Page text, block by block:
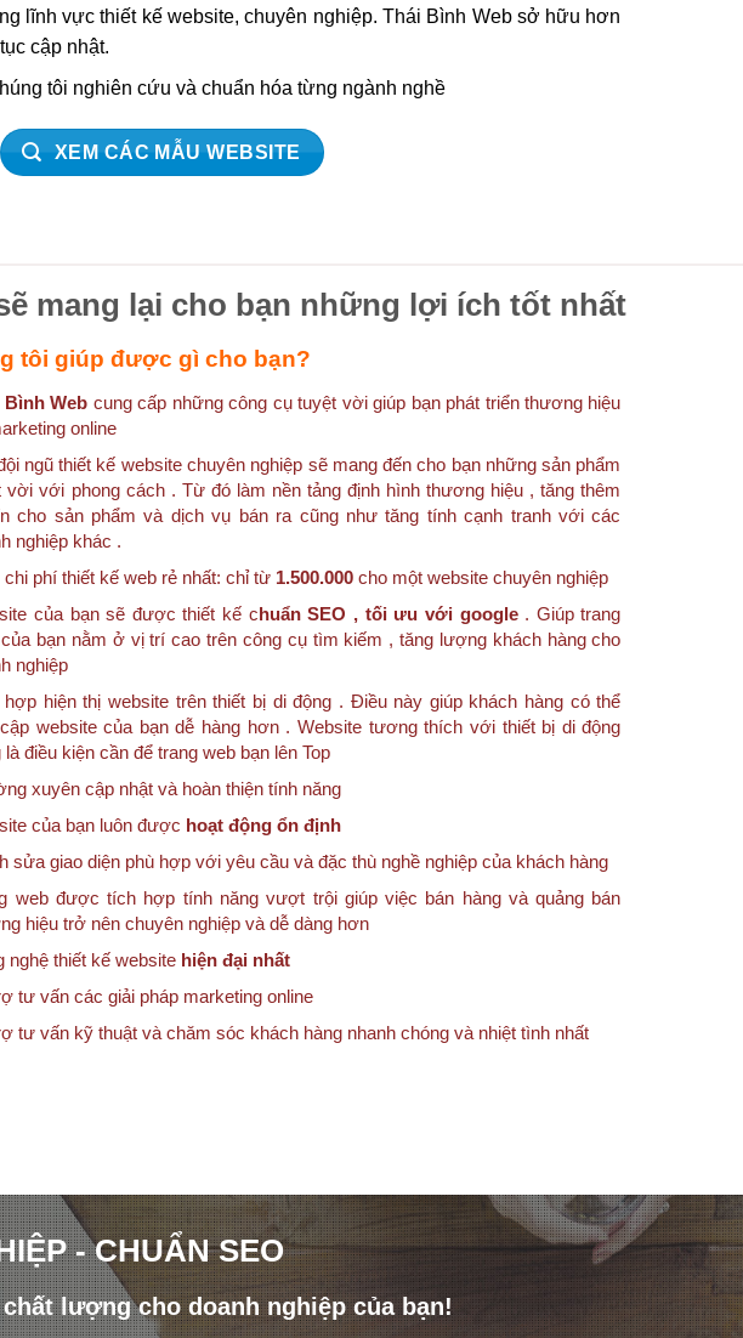
lĩnh vực thiết kế website, chuyên nghiệp. Thái Bình Web sở hữu hơn
cập nhật.
tôi nghiên cứu và chuẩn hóa từng ngành nghề
XEM CÁC MẪU WEBSITE
mang lại cho bạn những lợi ích tốt nhất
tôi giúp được gì cho bạn?
Bình Web cung cấp những công cụ tuyệt vời giúp bạn phát triển thương hiệu
online
ngũ thiết kế website chuyên nghiệp sẽ mang đến cho bạn những sản phẩm
vời với phong cách . Từ đó làm nền tảng định hình thương hiệu , tăng thêm
cho sản phẩm và dịch vụ bán ra cũng như tăng tính cạnh tranh với các
nghiệp khác .
phí thiết kế web rẻ nhất: chỉ từ 1.500.000 cho một website chuyên nghiệp
của bạn sẽ được thiết kế chuẩn SEO , tối ưu với google. Giúp trang
bạn nằm ở vị trí cao trên công cụ tìm kiếm , tăng lượng khách hàng cho
nghiệp
hiện thị website trên thiết bị di động . Điều này giúp khách hàng có thể
website của bạn dễ hàng hơn . Website tương thích với thiết bị di động
là điều kiện cần để trang web bạn lên Top
xuyên cập nhật và hoàn thiện tính năng
của bạn luôn được hoạt động ổn định
sửa giao diện phù hợp với yêu cầu và đặc thù nghề nghiệp của khách hàng
web được tích hợp tính năng vượt trội giúp việc bán hàng và quảng bán
hiệu trở nên chuyên nghiệp và dễ dàng hơn
nghệ thiết kế website hiện đại nhất
tư vấn các giải pháp marketing online
tư vấn kỹ thuật và chăm sóc khách hàng nhanh chóng và nhiệt tình nhất
- CHUẨN SEO
lượng cho doanh nghiệp của bạn!